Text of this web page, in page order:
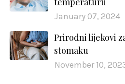
January 07, 2024
Prirodni lijekovi
stomaku
November 10,